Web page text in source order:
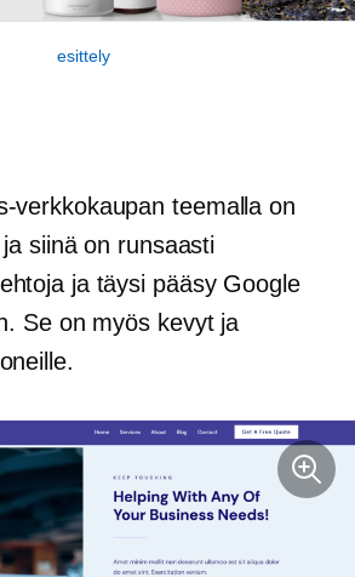
esittely
verkkokaupan teemalla on
siinä on runsaasti
ja täysi pääsy Google
Se on myös kevyt ja